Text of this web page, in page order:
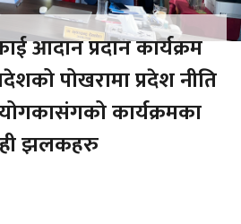
आदान प्रदान कार्यक्रम
पोखरामा प्रदेश नीति
कार्यक्रमका
झलकहरु